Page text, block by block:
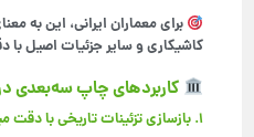
برای معماران ایرانی، این به
کاشیکاری و سایر جزئیات اصیل با
کاربردهای چاپ سه‌بعدی در
1. بازسازی تزئینات تاریخی با دقت میلی‌متری